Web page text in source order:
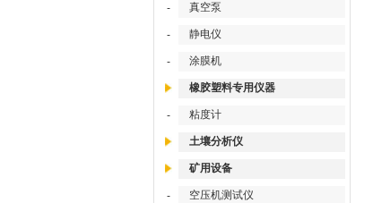
- 真空泵
- 静电仪
- 涂膜机
橡胶塑料专用仪器
- 粘度计
土壤分析仪
矿用设备
- 空压机测试仪